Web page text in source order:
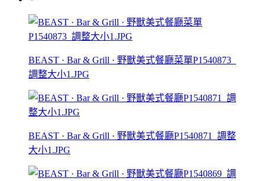
BEAST · Bar & Grill · 野獸美式餐廳菜單P1540873_
調整大小1.JPG
BEAST · Bar & Grill · 野獸美式餐廳P1540871_調整
大小1.JPG